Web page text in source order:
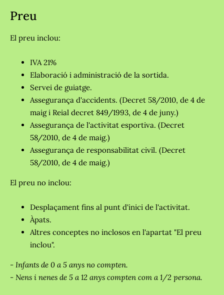
Preu
El preu inclou:
IVA 21%
Elaboració i administració de la sortida.
Servei de guiatge.
Assegurança d'accidents. (Decret 58/2010, de 4 de
maig i Reial decret 849/1993, de 4 de juny.)
Assegurança de l'activitat esportiva. (Decret
58/2010, de 4 de maig.)
Assegurança de responsabilitat civil. (Decret
58/2010, de 4 de maig.)
El preu no inclou:
Desplaçament fins al punt d'inici de l'activitat.
Àpats.
Altres conceptes no inclosos en l'apartat "El preu
inclou".
- Infants de 0 a 5 anys no compten.
- Nens i nenes de 5 a 12 anys compten com a 1/2 persona.